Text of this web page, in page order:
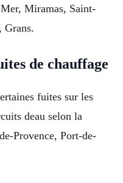
Miramas, Saint-
Grans.
de chauffage
fuites sur les
deau selon la
Provence, Port-de-